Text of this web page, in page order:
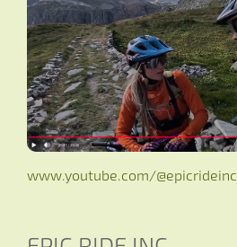
www.youtube.com/@epicrideinc.